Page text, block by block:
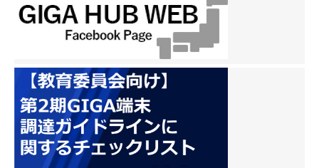
る時間となりました。